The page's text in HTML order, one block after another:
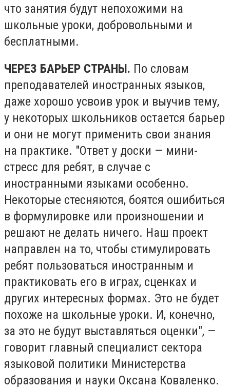
что занятия будут непохожими на
школьные уроки, добровольными и
бесплатными.
ЧЕРЕЗ БАРЬЕР СТРАНЫ. По словам
преподавателей иностранных языков,
даже хорошо усвоив урок и выучив тему,
у некоторых школьников остается барьер
и они не могут применить свои знания
на практике. "Ответ у доски — мини-
стресс для ребят, в случае с
иностранными языками особенно.
Некоторые стесняются, боятся ошибиться
в формулировке или произношении и
решают не делать ничего. Наш проект
направлен на то, чтобы стимулировать
ребят пользоваться иностранным и
практиковать его в играх, сценках и
других интересных формах. Это не будет
похоже на школьные уроки. И, конечно,
за это не будут выставляться оценки", —
говорит главный специалист сектора
языковой политики Министерства
образования и науки Оксана Коваленко.